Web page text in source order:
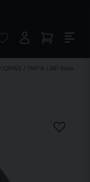
/ TNP & LRP-fäste